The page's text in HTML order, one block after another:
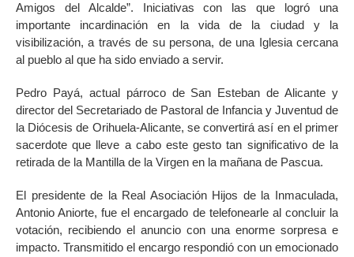
Amigos del Alcalde”. Iniciativas con las que logró una
importante incardinación en la vida de la ciudad y la
visibilización, a través de su persona, de una Iglesia cercana
al pueblo al que ha sido enviado a servir.
Pedro Payá, actual párroco de San Esteban de Alicante y
director del Secretariado de Pastoral de Infancia y Juventud de
la Diócesis de Orihuela-Alicante, se convertirá así en el primer
sacerdote que lleve a cabo este gesto tan significativo de la
retirada de la Mantilla de la Virgen en la mañana de Pascua.
El presidente de la Real Asociación Hijos de la Inmaculada,
Antonio Aniorte, fue el encargado de telefonearle al concluir la
votación, recibiendo el anuncio con una enorme sorpresa e
impacto. Transmitido el encargo respondió con un emocionado